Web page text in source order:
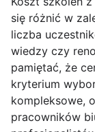
się różnić w
liczba
wiedzy czy
pamiętać, że
kryterium
kompleksowe,
pracowników